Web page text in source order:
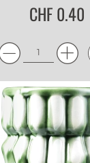
CHF 0.40